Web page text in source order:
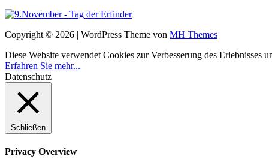
Copyright © 2026 | WordPress Theme von MH Themes
Diese Website verwendet Cookies zur Verbesserung des Erlebnisses
Erfahren Sie mehr...
Datenschutz
Schließen
Privacy Overview